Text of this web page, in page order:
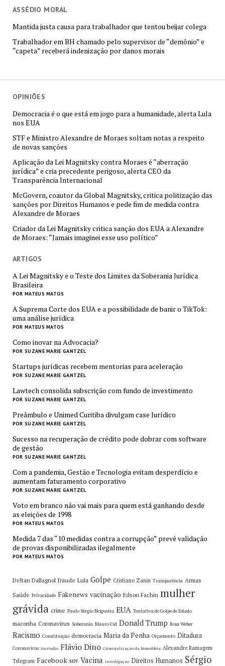
ASSÉDIO MORAL
Mantida justa causa para trabalhador que tentou beijar colega
Trabalhador em BH chamado pelo supervisor de “demônio” e
“capeta” receberá indenização por danos morais
OPINIÕES
Democracia é o que está em jogo para a humanidade, alerta Lula
nos EUA
STF e Ministro Alexandre de Moraes soltam notas a respeito
de novas sanções
Aplicação da Lei Magnitsky contra Moraes é “aberração
jurídica” e cria precedente perigoso, alerta CEO da
Transparência Internacional
McGovern, coautor da Global Magnitsky, critica politização das
sanções por Direitos Humanos e pede fim de medida contra
Alexandre de Moraes
Criador da Lei Magnitsky critica sanção dos EUA a Alexandre
de Moraes: “Jamais imaginei esse uso político”
ARTIGOS
A Lei Magnitsky e o Teste dos Limites da Soberania Jurídica
Brasileira
POR MATEUS MATOS
A Suprema Corte dos EUA e a possibilidade de banir o TikTok:
uma análise jurídica
POR MATEUS MATOS
Como inovar na Advocacia?
POR SUZANE MARIE GANTZEL
Startups jurídicas recebem mentorias para aceleração
POR SUZANE MARIE GANTZEL
Lawtech consolida subscrição com fundo de investimento
POR SUZANE MARIE GANTZEL
Preâmbulo e Unimed Curitiba divulgam case Jurídico
POR SUZANE MARIE GANTZEL
Sucesso na recuperação de crédito pode dobrar com software
de gestão
POR SUZANE MARIE GANTZEL
Com a pandemia, Gestão e Tecnologia evitam desperdício e
aumentam faturamento corporativo
POR SUZANE MARIE GANTZEL
Voto em branco não vai mais para quem está ganhando desde
as eleições de 1998
POR MATEUS MATOS
Medida 7 das “10 medidas contra a corrupção” prevê validação
de provas disponibilizadas ilegalmente
POR MATEUS MATOS
Deltan Dallagnol fraude Lula Golpe Cristiano Zanin Transparência Armas
Saúde Privacidade Fakenews vacinação Edson Fachin mulher
grávida crime Paulo Sérgio Nogueira EUA Tentativa de Golpe de Estado
maconha Coronavírus Soberania Mauro Cid Donald Trump Rosa Weber
Racismo Constituição democracia Maria da Penha Orçamento Ditadura
Coronavirus Incêndio Flávio Dino Criminalização da Homofobia Alexandre Ramagem
Telegram Facebook MPF Vacina investigação Direitos Humanos Sérgio